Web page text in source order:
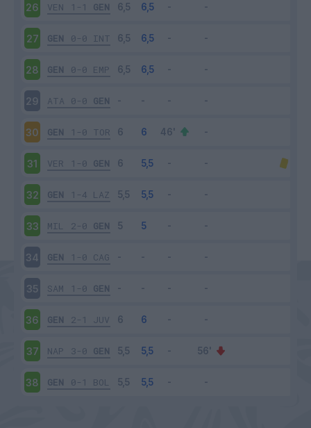
26 VEN 1-1 GEN
27 GEN 0-0 INT
28 GEN 0-0 EMP
29 ATA 0-0 GEN
30 GEN 1-0 TOR
31 VER 1-0 GEN
32 GEN 1-4 LAZ
33 MIL 2-0 GEN
34 GEN 1-0 CAG
35 SAM 1-0 GEN
36 GEN 2-1 JUV
37 NAP 3-0 GEN
38 GEN 0-1 BOL